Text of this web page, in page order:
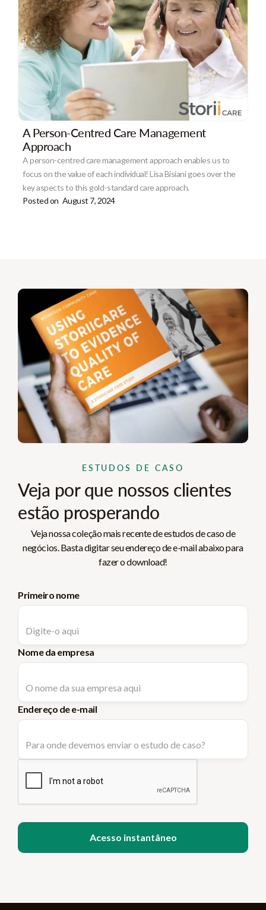
A Person-Centred Care Management
Approach
A person-centred care management approach enables us to
focus on the value of each individual! Lisa Bisiani goes over the
key aspects to this gold-standard care approach.
Posted on August 7, 2024
ESTUDOS DE CASO
Veja por que nossos clientes
estão prosperando
Veja nossa coleção mais recente de estudos de caso de
negócios. Basta digitar seu endereço de e-mail abaixo para
fazer o download!
Primeiro nome
Nome da empresa
Endereço de e-mail